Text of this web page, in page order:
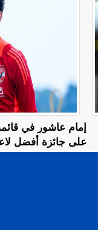
إمام عاشور في
على جائزة أفضل لاعب